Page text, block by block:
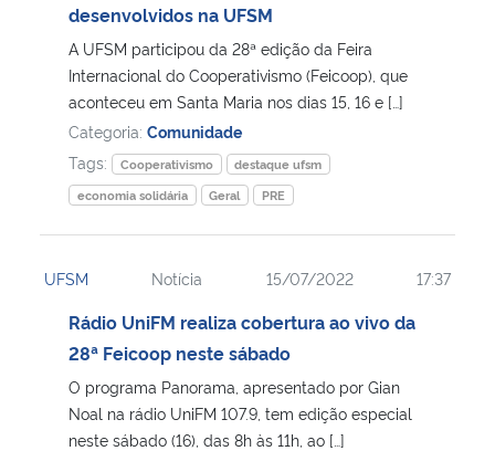
desenvolvidos na UFSM
A UFSM participou da 28ª edição da Feira
Internacional do Cooperativismo (Feicoop), que
aconteceu em Santa Maria nos dias 15, 16 e […]
Categoria: Comunidade
Tags:
Cooperativismo
destaque ufsm
economia solidária
Geral PRE
UFSM Notícia 15/07/2022 17:37
Rádio UniFM realiza cobertura ao vivo da
28ª Feicoop neste sábado
O programa Panorama, apresentado por Gian
Noal na rádio UniFM 107.9, tem edição especial
neste sábado (16), das 8h às 11h, ao […]